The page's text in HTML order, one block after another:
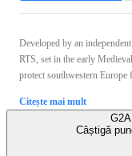
Developed by an
RTS, set in the early
protect southwestern
Citește mai mult
Câștigă